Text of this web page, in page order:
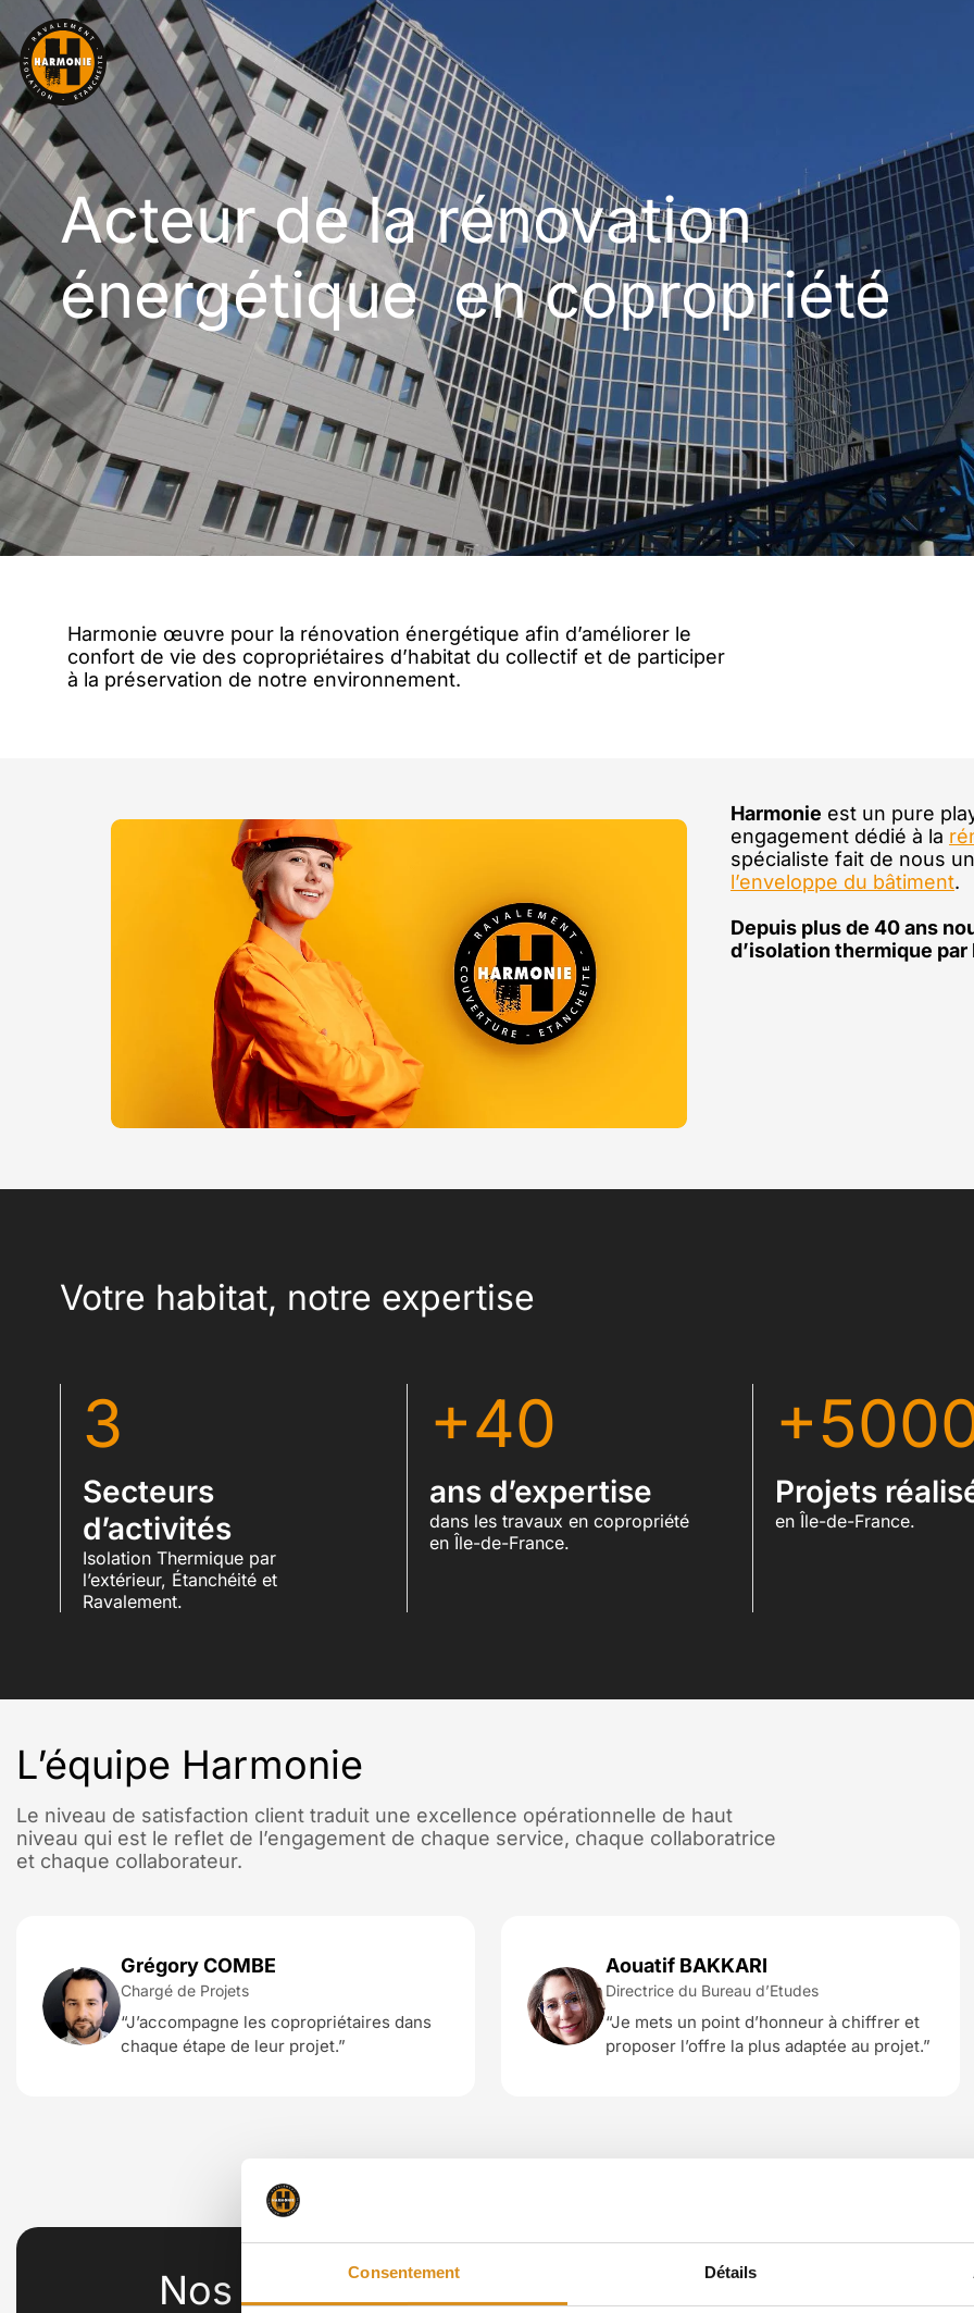
Consentement Détails
Acteur de la rénovation
énergétique en copropriété
Harmonie œuvre pour la rénovation énergétique afin d’améliorer le
confort de vie des copropriétaires d’habitat du collectif et de participer
à la préservation de notre environnement.
Harmonie est un pure
engagement dédié à la
spécialiste fait de nous
l’enveloppe du bâtiment.
Depuis plus de 40 ans
d’isolation thermique
Votre habitat, notre expertise
3
Secteurs
d’activités
Isolation Thermique par
l’extérieur, Étanchéité et
Ravalement.
+40
ans d’expertise
dans les travaux en copropriété
en Île-de-France.
Projets
en Île-de-France.
L’équipe Harmonie
Le niveau de satisfaction client traduit une excellence opérationnelle de haut
niveau qui est le reflet de l’engagement de chaque service, chaque collaboratrice
et chaque collaborateur.
Grégory COMBE
Chargé de Projets
“J’accompagne les copropriétaires dans
chaque étape de leur projet.”
Aouatif BAKKARI
Directrice du Bureau d’Etudes
“Je mets un point d’honneur à chiffrer et
proposer l’offre la plus adaptée au projet.”
Nos valeurs